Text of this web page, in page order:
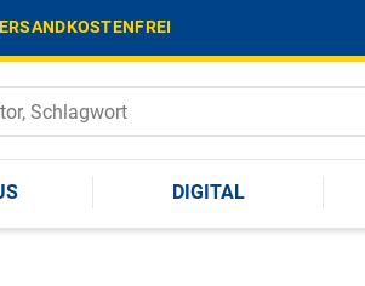
DIGITAL